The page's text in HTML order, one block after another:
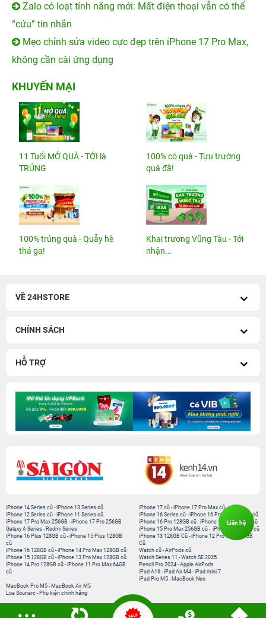
Zalo có loạt tính năng mới: Mất điện thoại vẫn có thể
“cứu” tin nhắn
Mẹo chỉnh sửa video cực đẹp trên iPhone 17 Pro Max,
không cần cài ứng dụng
KHUYẾN MẠI
11 Tuổi MỞ QUÀ - TỚI là
TRÚNG
100% có quà - Tựu trường
quá đã!
100% trúng quà - Quẫy hè
thả ga!
Khai trương Vũng Tàu - Tới
nhận...
VỀ 24HSTORE
CHÍNH SÁCH
HỖ TRỢ
iPhone 14 Series cũ -iPhone 13 Series cũ
iPhone 12 Series cũ -iPhone 11 Series cũ
iPhone 17 Pro Max 256GB -iPhone 17 Pro 256GB
Galaxy A Series - Redmi Series
iPhone 17 cũ -iPhone 17 Pro Max cũ
iPhone 16 Series cũ - iPhone 16 Pro Max 256GB cũ
iPhone 16 Pro 128GB cũ -iPhone 15 Pro 128GB cũ
iPhone 15 Pro Max 256GB cũ - iPhone 15 Series cũ
iPhone 16 Plus 128GB cũ -iPhone 15 Plus 128GB
cũ
iPhone 16 128GB cũ -iPhone 14 Pro Max 128GB cũ
iPhone 15 128GB cũ -iPhone 13 Pro Max 128GB cũ
iPhone 14 Pro 128GB cũ -iPhone 11 Pro Max 64GB
cũ
iPhone 13 128GB Cũ -iPhone 12 Pro Max 128GB
Cũ
Watch cũ -AirPods cũ
Watch Series 11 -Watch SE 2025
Pencil Pro 2024 -Apple AirPods
iPad A16 -iPad Air M4 -iPad mini 7
iPad Pro M5 - MacBook Neo
MacBook Pro M5 - MacBook Air M5
Loa Sounarc - Phụ kiện chính hãng
Liên hệ